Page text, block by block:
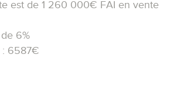
est de 1 260 000€ FAI en vente
6%
: 6587€